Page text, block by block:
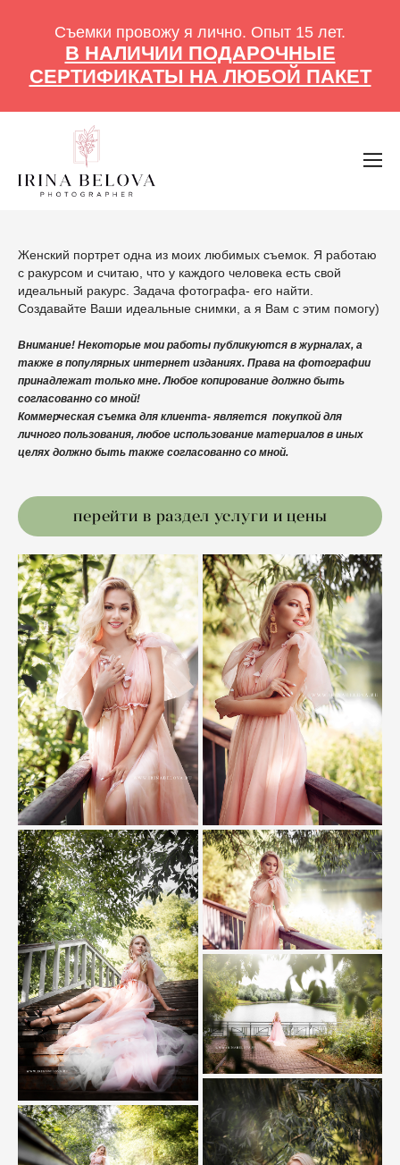
Съемки провожу я лично. Опыт 15 лет.
В НАЛИЧИИ ПОДАРОЧНЫЕ
СЕРТИФИКАТЫ НА ЛЮБОЙ ПАКЕТ
Женский портрет одна из моих любимых съемок. Я работаю
с ракурсом и считаю, что у каждого человека есть свой
идеальный ракурс. Задача фотографа- его найти.
Создавайте Ваши идеальные снимки, а я Вам с этим помогу)
Внимание! Некоторые мои работы публикуются в журналах, а
также в популярных интернет изданиях. Права на фотографии
принадлежат только мне. Любое копирование должно быть
согласованно со мной!
Коммерческая съемка для клиента- является покупкой для
личного пользования, любое использование материалов в иных
целях должно быть также согласованно со мной.
перейти в раздел услуги и цены